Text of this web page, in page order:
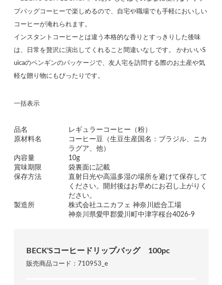
プバッグコーヒーで楽しめるので、自宅や職場でも手軽においしい
コーヒーが淹れられます。
インスタントコーヒーとは違う本格的な香りとすっきりした後味
は、日常を贅沢に演出してくれること間違いなしです。 かわいいS
uicaのペンギンのパッケージで、友人宅を訪問する際のお土産や気
軽な贈り物にもぴったりです。
一括表示
品名
レギュラーコーヒー（粉）
原材料名
コーヒー豆（生豆生産国名：ブラジル、ニカ
ラグア、他）
内容量
10g
賞味期限
袋裏面に記載
保存方法
直射日光や高温多湿の場所を避けて保存して
ください。開封後はお早めにお召し上がりく
ださい。
製造所
株式会社ユニカフェ 神奈川総合工場
神奈川県愛甲郡愛川町中津字桜台4026-9
BECK'Sコーヒードリップバッグ 100pc
販売商品コード：710953_e